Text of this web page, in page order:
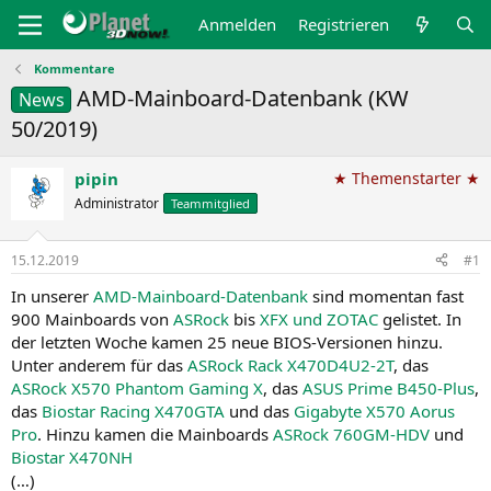
Anmelden Registrieren
Kommentare
News AMD-Mainboard-Datenbank (KW
50/2019)
pipin
Administrator Teammitglied
★ Themenstarter ★
15.12.2019 #1
In unserer AMD-Mainboard-Datenbank sind momentan fast
900 Mainboards von ASRock bis XFX und ZOTAC gelistet. In
der letzten Woche kamen 25 neue BIOS-Versionen hinzu.
Unter anderem für das ASRock Rack X470D4U2-2T, das
ASRock X570 Phantom Gaming X, das ASUS Prime B450-Plus,
das Biostar Racing X470GTA und das Gigabyte X570 Aorus
Pro. Hinzu kamen die Mainboards ASRock 760GM-HDV und
Biostar X470NH
(…)